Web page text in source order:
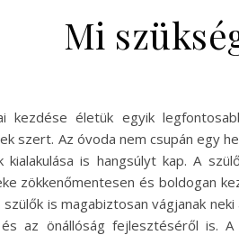
Mi
kezdése életük egyik
szert. Az óvoda nem csupán egy
kialakulása is hangsúlyt kap. A
zökkenőmentesen és boldogan
is magabiztosan vágjanak
és az önállóság fejlesztéséről is.